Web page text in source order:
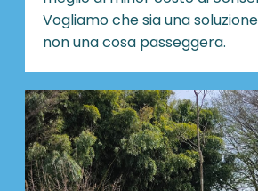
Vogliamo che sia una
non una cosa passeggera.